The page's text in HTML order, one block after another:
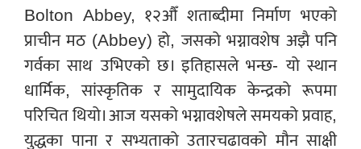
Bolton Abbey, १२औँ शताब्दीमा निर्माण भएको
प्राचीन मठ (Abbey) हो, जसको भग्नावशेष अझै पनि
गर्वका साथ उभिएको छ। इतिहासले भन्छ- यो स्थान
धार्मिक, सांस्कृतिक र सामुदायिक केन्द्रको रूपमा
परिचित थियो। आज यसको भग्नावशेषले समयको प्रवाह,
युद्धका पाना र सभ्यताको उतारचढावको मौन साक्षी